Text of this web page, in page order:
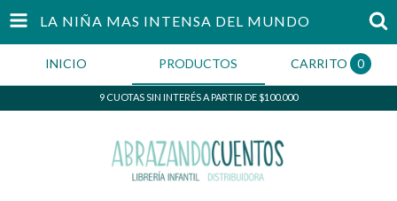
LA NIÑA MAS INTENSA DEL MUNDO
INICIO PRODUCTOS CARRITO 0
9 CUOTAS SIN INTERÉS A PARTIR DE $100.000